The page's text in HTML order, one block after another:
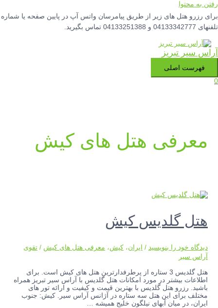
رفتن به محتوا
برای رزرو هتل های زیر از طریق پیامرسان واتس آپ در پایین صفحه یا شماره
تلفنهای 04133342777 و 04133251388 تماس بگیرید.
آراس سیر تبریز
فهرست اصلی
0
معرفی هتل های کیش
هتل گلدیس کیش
دیدگاه‌ خود را بنویسید / ایران،کیش، معرفی هتل های کیش /تقوی
آراس سیر
هتل گلدیس 3 ستاره از پرطرفدارترین هتل های کیش است. برای
اطلاعات بیشتر در مورد امکانات هتل گلدیس با آراس سیر تبریز همراه
باشید. رزرو هتل گلدیس با بهترین قیمت و کیفیت و ارائه تور های
مختلف برای این هتل سه ستاره در آژانس آراس سیر. کیش: جنوب
ایران، در میان آبهای نیلگون خلیج همیشه …